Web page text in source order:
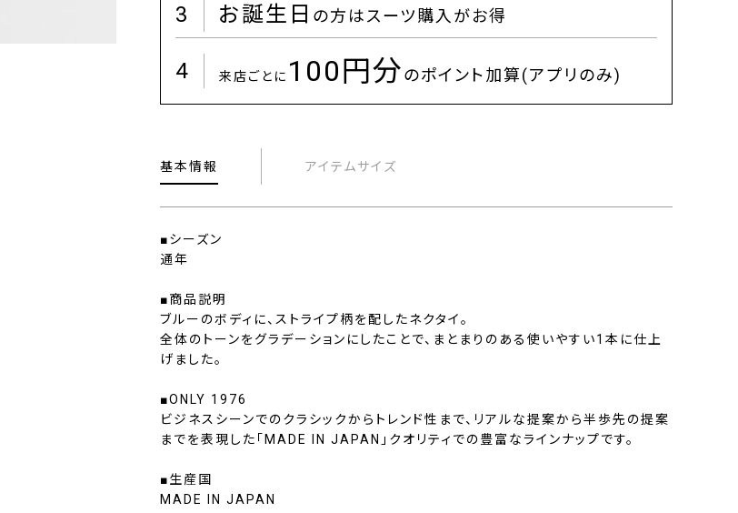
3 お誕生日 の方はスーツ購入がお得
4 来店ごとに 100円分のポイント加算(アプリのみ)
基本情報 アイテムサイズ
■シーズン
通年
■商品説明
ブルーのボディに、ストライプ柄を配したネクタイ。
全体のトーンをグラデーションにしたことで、まとまりのある使いやすい1本に仕上
げました。
■ONLY 1976
ビジネスシーンでのクラシックからトレンド性まで、リアルな提案から半歩先の提案
までを表現した「MADE IN JAPAN」クオリティでの豊富なラインナップです。
■生産国
MADE IN JAPAN